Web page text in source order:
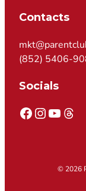
Contacts
(852) 5406-
Socials
© 2026